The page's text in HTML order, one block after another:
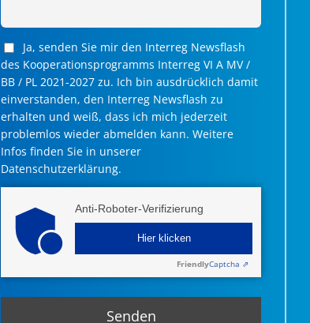
Ja, senden Sie mir den Interreg Newsflash
des Kooperationsprogramms Interreg VI A MV /
BB / PL 2021-2027 zu. Ich bin ausdrücklich damit
einverstanden, den Interreg Newsflash zu
erhalten und weiß, dass ich mich jederzeit
problemlos wieder abmelden kann. Weitere
Infos finden Sie in unserer
Datenschutzerklärung.
Anti-Roboter-Verifizierung
Hier klicken
FriendlyCaptcha ⇗